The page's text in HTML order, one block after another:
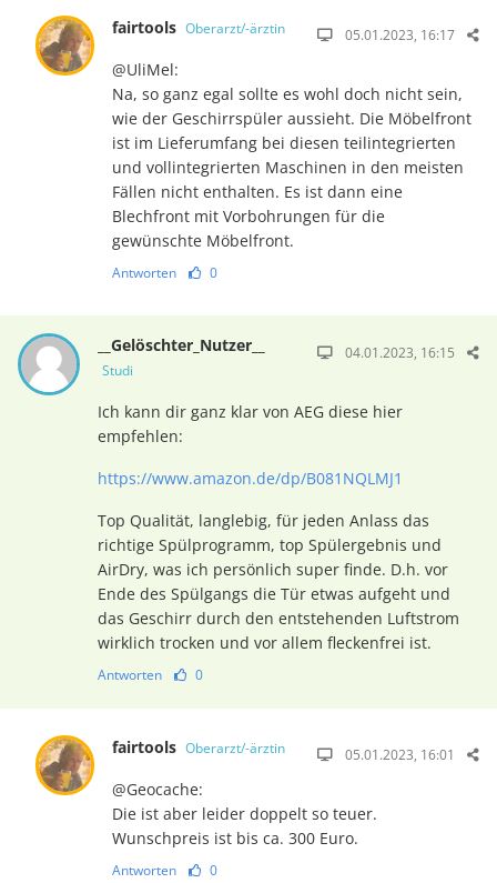
fairtools Oberarzt/-ärztin 05.01.2023, 16:17
@UliMel:
Na, so ganz egal sollte es wohl doch nicht sein,
wie der Geschirrspüler aussieht. Die Möbelfront
ist im Lieferumfang bei diesen teilintegrierten
und vollintegrierten Maschinen in den meisten
Fällen nicht enthalten. Es ist dann eine
Blechfront mit Vorbohrungen für die
gewünschte Möbelfront.
Antworten 0
__Gelöschter_Nutzer__
Studi
04.01.2023, 16:15
Ich kann dir ganz klar von AEG diese hier
empfehlen:
https://www.amazon.de/dp/B081NQLMJ1
Top Qualität, langlebig, für jeden Anlass das
richtige Spülprogramm, top Spülergebnis und
AirDry, was ich persönlich super finde. D.h. vor
Ende des Spülgangs die Tür etwas aufgeht und
das Geschirr durch den entstehenden Luftstrom
wirklich trocken und vor allem fleckenfrei ist.
Antworten 0
fairtools Oberarzt/-ärztin 05.01.2023, 16:01
@Geocache:
Die ist aber leider doppelt so teuer.
Wunschpreis ist bis ca. 300 Euro.
Antworten 0